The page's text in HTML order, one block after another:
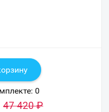
0
47 420₽